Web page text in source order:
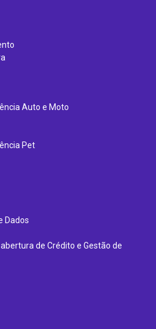
Auto e Moto
Pet
Dados
de Crédito e Gestão de